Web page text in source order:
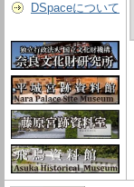
DSpaceについて